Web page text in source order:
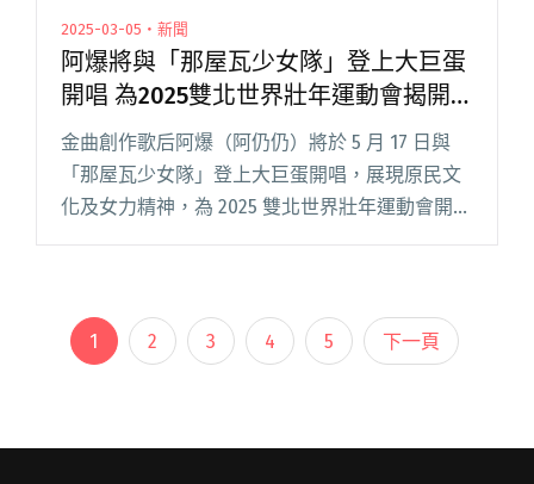
2025-03-05・新聞
阿爆將與「那屋瓦少女隊」登上大巨蛋
開唱 為2025雙北世界壯年運動會揭開
序幕
金曲創作歌后阿爆（阿仍仍）將於 5 月 17 日與
「那屋瓦少女隊」登上大巨蛋開唱，展現原民文
化及女力精神，為 2025 雙北世界壯年運動會開
幕！ 2025 雙北世界壯年運動會將於 5 月 17 日至
2025雙北世界壯年運動會揭開序幕"
1 2 3 4 5 下一頁